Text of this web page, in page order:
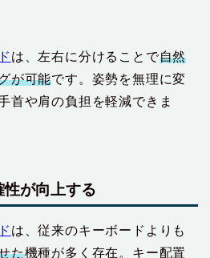
は、左右に分けることで自然
が可能です。姿勢を無理に変
首や肩の負担を軽減できま
性が向上する
は、従来のキーボードよりも
た機種が多く存在。キー配置